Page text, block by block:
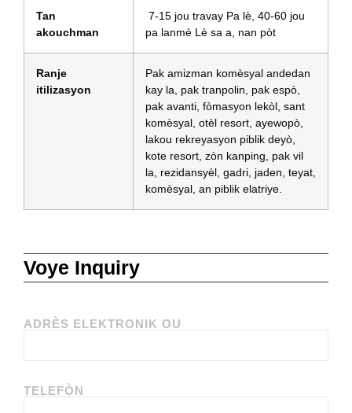
Tan
akouchman
7-15 jou travay Pa lè, 40-60 jou
pa lanmè Lè sa a, nan pòt
Ranje
itilizasyon
Pak amizman komèsyal andedan
kay la, pak tranpolin, pak espò,
pak avanti, fòmasyon lekòl, sant
komèsyal, otèl resort, ayewopò,
lakou rekreyasyon piblik deyò,
kote resort, zòn kanping, pak vil
la, rezidansyèl, gadri, jaden, teyat,
komèsyal, an piblik elatriye.
Voye Inquiry
ADRÈS ELEKTRONIK OU
TELEFÒN